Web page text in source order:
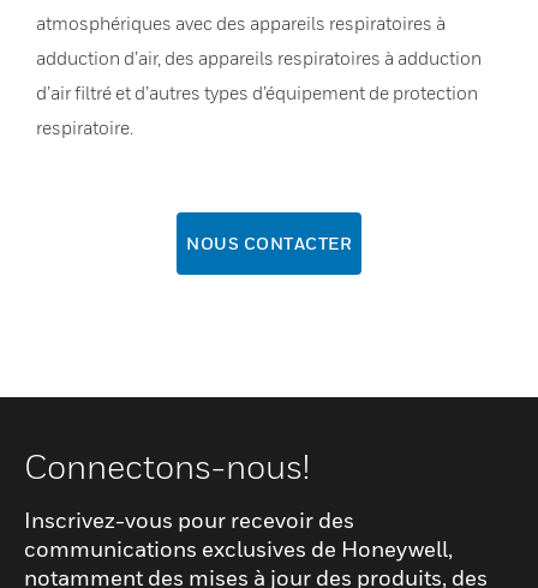
atmosphériques avec des appareils respiratoires à
adduction d’air, des appareils respiratoires à adduction
d’air filtré et d’autres types d’équipement de protection
respiratoire.
NOUS CONTACTER
Connectons-nous!
Inscrivez-vous pour recevoir des
communications exclusives de Honeywell,
notamment des mises à jour des produits, des